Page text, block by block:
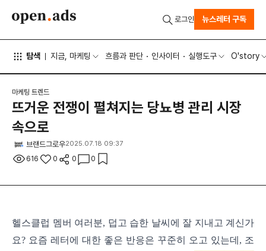
탐색 지금, 마케팅 흐름과 판단 인사이터 실행도구 O'story
로그인 뉴스레터 구독
마케팅 트렌드
뜨거운 전쟁이 펼쳐지는 당뇨병 관리 시장
속으로
브랜드그로우2025.07.18 09:37
616 0 0 0
헬스클럽 멤버 여러분, 덥고 습한 날씨에 잘 지내고 계신가
요? 요즘 레터에 대한 좋은 반응은 꾸준히 오고 있는데, 조